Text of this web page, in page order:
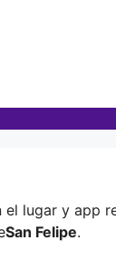
el lugar y app
San Felipe.